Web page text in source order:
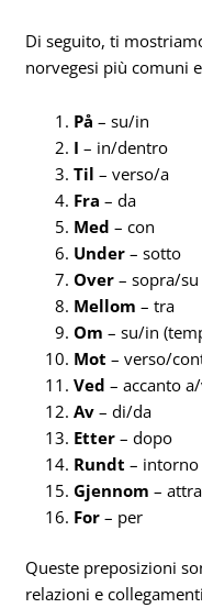
Di seguito, ti
norvegesi più comuni
På – su/in
I – in/dentro
Til – verso/a
Fra – da
Med – con
Under – sotto
Over – sopra/su
Mellom – tra
Om – su/in
Mot – verso/
Ved – accanto
Av – di/da
Etter – dopo
Rundt – intorno
Gjennom –
For – per
Queste preposizioni
relazioni e